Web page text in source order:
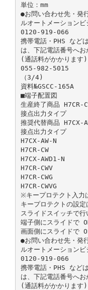
単位：mm
●お問い合わせ先・発
ルオートメーション
0120-919-066
携帯電話・PHS など
は、下記電話番号へお
(通話料がかかります)
055-982-5015
（3/4)
資料№GSCC-165A
■端子配置図
生産終了商品 H7CR-
接点出力タイプ
推奨代替商品 H7CX-
接点出力タイプ
H7CX-AW-N
H7CR-CW
H7CX-AWD1-N
H7CR-CWV
H7CR-CWG
H7CR-CWVG
※キープロテクト入力
キープロテクトの設定
スライドスイッチで行
端子側にスライドで
画面側にスライドで
●お問い合わせ先・発
ルオートメーション
0120-919-066
携帯電話・PHS など
は、下記電話番号へお
(通話料がかかります)